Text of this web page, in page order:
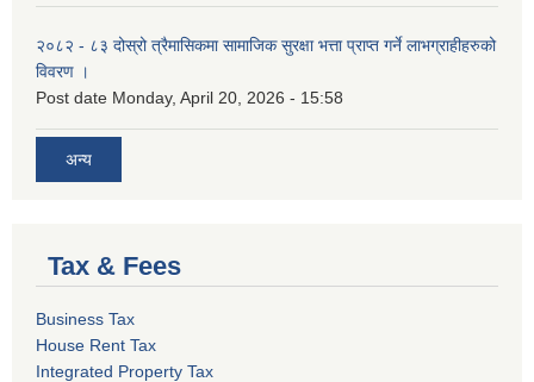
२०८२ - ८३ दोस्रो त्रैमासिकमा सामाजिक सुरक्षा भत्ता प्राप्त गर्ने लाभग्राहीहरुको
विवरण ।
Post date Monday, April 20, 2026 - 15:58
अन्य
Tax & Fees
Business Tax
House Rent Tax
Integrated Property Tax